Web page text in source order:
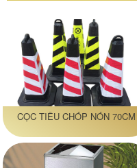
CỌC TIÊU CHÓP NÓN 70CM